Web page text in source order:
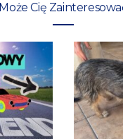
Może Cię